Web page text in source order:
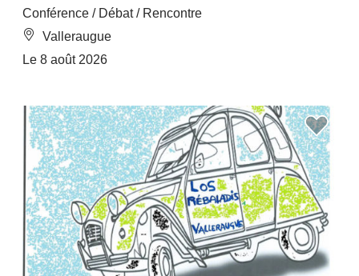
Conférence / Débat / Rencontre
Valleraugue
Le 8 août 2026